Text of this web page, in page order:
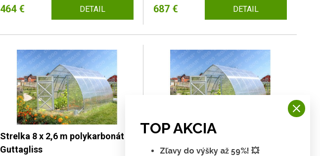
464 € DETAIL 687 € DETAIL
Strelka 8 x 2,6 m polykarbonát
Guttagliss
TOP AKCIA
Zľavy do výšky až 59%! 💥